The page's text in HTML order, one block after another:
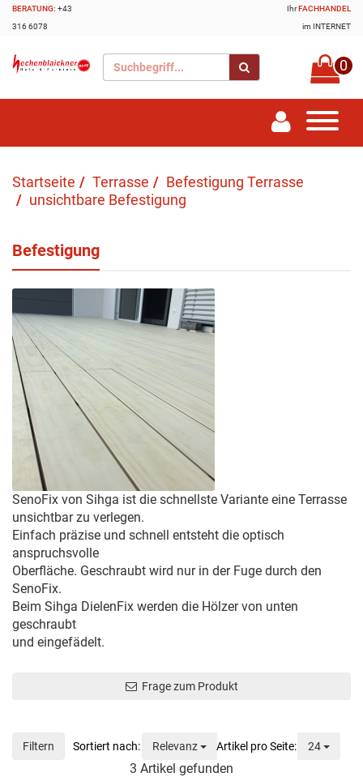
BERATUNG: +43
316 6078
IhrFACHHANDEL
im INTERNET
0
Startseite Terrasse
Befestigung Terrasse
unsichtbare Befestigung
Befestigung
SenoFix von Sihga ist die schnellste Variante eine Terrasse
unsichtbar zu verlegen.
Einfach präzise und schnell entsteht die optisch
anspruchsvolle
Oberfläche. Geschraubt wird nur in der Fuge durch den
SenoFix.
Beim Sihga DielenFix werden die Hölzer von unten
geschraubt
und eingefädelt.
Frage zum Produkt
Filtern Relevanz Sortierung 24
3 Artikel gefunden